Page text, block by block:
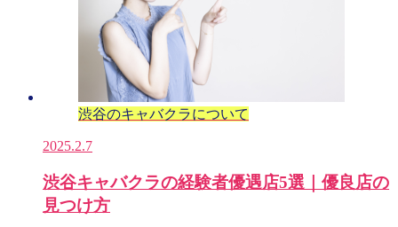
渋谷のキャバクラについて
2025.2.7
渋谷キャバクラの経験者優遇店5選｜優良店の
見つけ方